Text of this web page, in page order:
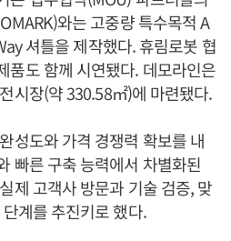
와는 고중량 특수목적 A
셔틀을 제작했다. 휴림로봇 협
품도 함께 시연됐다. 데모라인은
시장(약 330.58㎡)에 마련됐다.
성도와 가격 경쟁력 확보를 내
빠른 구축 능력에서 차별화된
제 고객사 방문과 기술 검증, 맞
계를 추진키로 했다.